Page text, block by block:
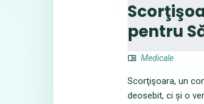
pentru
Medicale
Scorţişoara, un
deosebit, ci și o